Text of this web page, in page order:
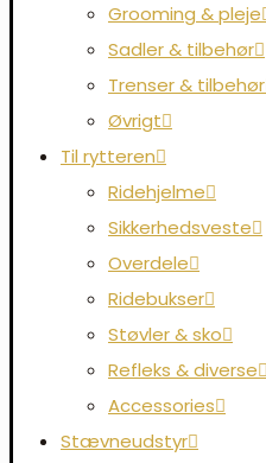
Grooming & pleje
Sadler & tilbehør
Trenser & tilbehør
Øvrigt
Til rytteren
Ridehjelme
Sikkerhedsveste
Overdele
Ridebukser
Støvler & sko
Refleks & diverse
Accessories
Stævneudstyr